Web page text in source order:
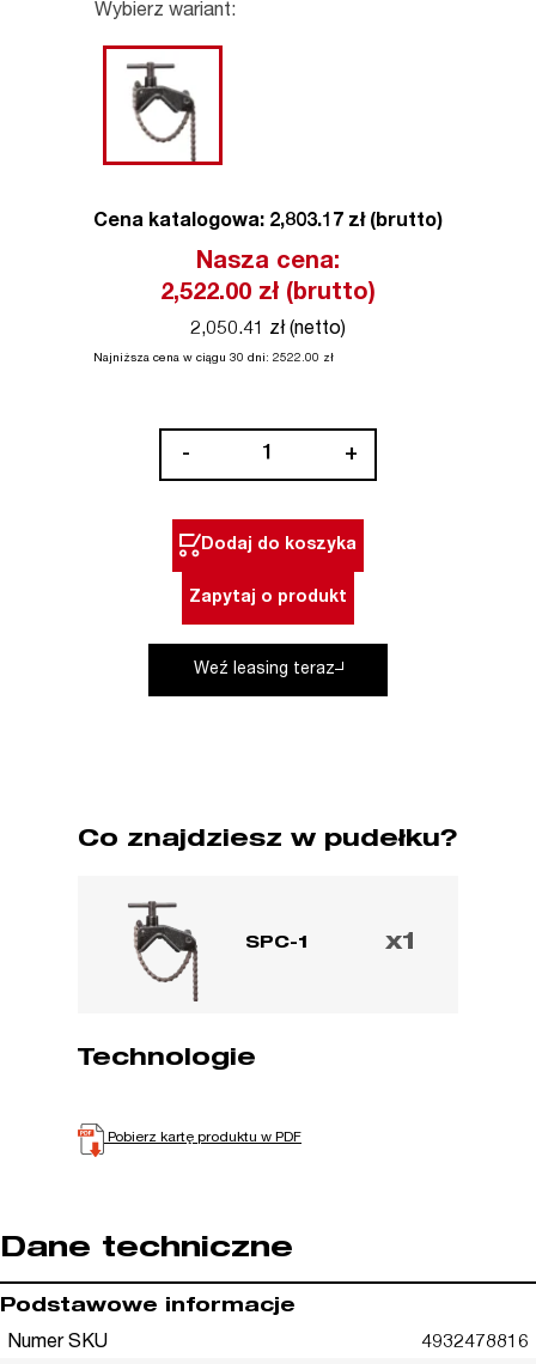
Wybierz wariant:
Cena katalogowa: 2,803.17 zł (brutto)
Nasza cena:
2,522.00 zł (brutto)
2,050.41 zł (netto)
Najniższa cena w ciągu 30 dni: 2522.00 zł
-
SAWZALL™
SPC-
+
Dodaj do koszyka
Zapytaj o produkt
Weź leasing teraz
Co znajdziesz w pudełku?
SPC-1 x1
Technologie
Pobierz kartę produktu w PDF
Dane techniczne
Podstawowe informacje
Numer SKU
4932478816